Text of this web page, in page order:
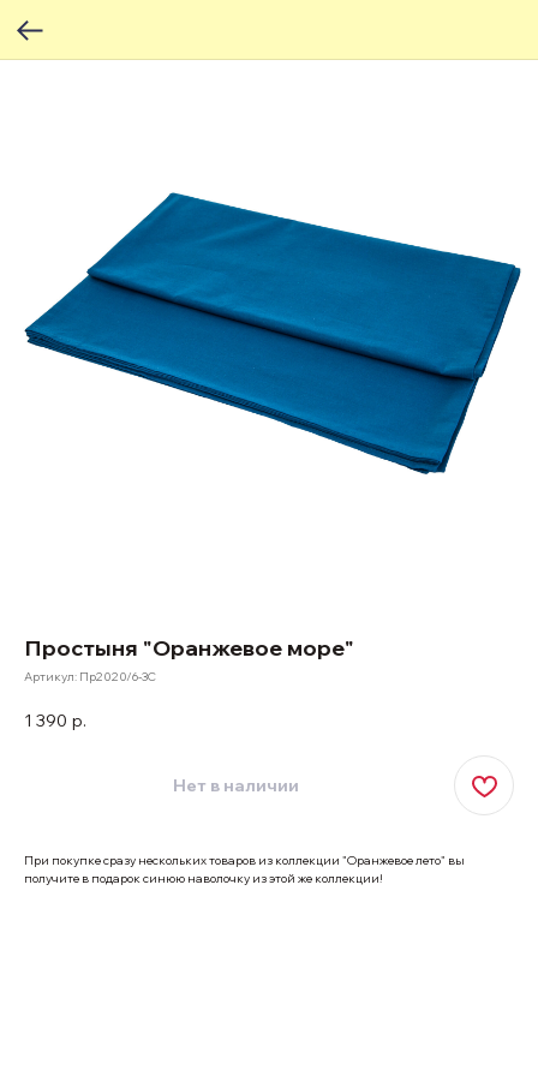
Простыня "Оранжевое море"
Артикул: Пр2020/6-3С
1 390 р.
Нет в наличии
При покупке сразу нескольких товаров из коллекции "Оранжевое лето" вы
получите в подарок синюю наволочку из этой же коллекции!